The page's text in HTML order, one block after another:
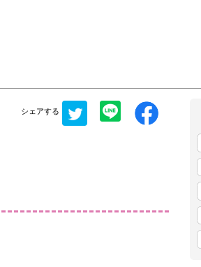
シェアする